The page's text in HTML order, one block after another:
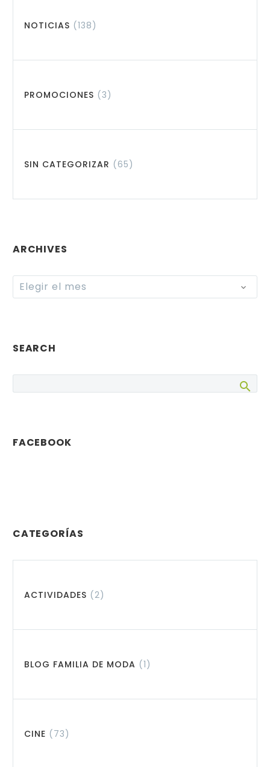
NOTICIAS (138)
PROMOCIONES (3)
SIN CATEGORIZAR (65)
ARCHIVES
Archives
Elegir el mes
SEARCH
FACEBOOK
CATEGORÍAS
ACTIVIDADES (2)
BLOG FAMILIA DE MODA (1)
CINE (73)